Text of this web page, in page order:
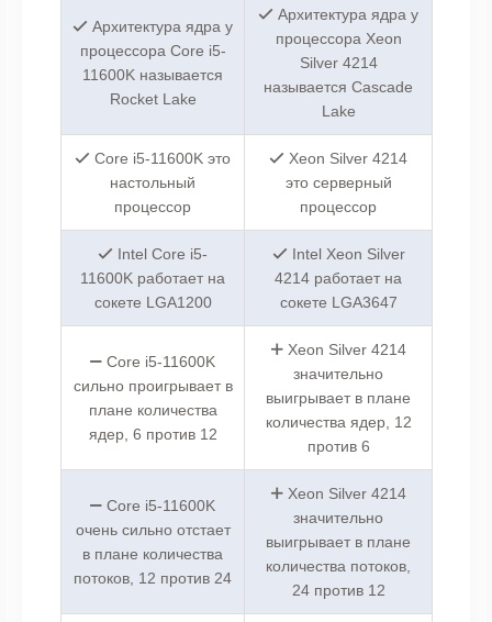
Архитектура ядра у
процессора Core i5-
11600K называется
Rocket Lake
Архитектура ядра у
процессора Xeon
Silver 4214
называется Cascade
Lake
Core i5-11600K это
настольный
процессор
Xeon Silver 4214
это серверный
процессор
Intel Core i5-
11600K работает на
сокете LGA1200
Intel Xeon Silver
4214 работает на
сокете LGA3647
Core i5-11600K
сильно проигрывает в
плане количества
ядер, 6 против 12
Xeon Silver 4214
значительно
выигрывает в плане
количества ядер, 12
против 6
Core i5-11600K
очень сильно отстает
в плане количества
потоков, 12 против 24
Xeon Silver 4214
значительно
выигрывает в плане
количества потоков,
24 против 12